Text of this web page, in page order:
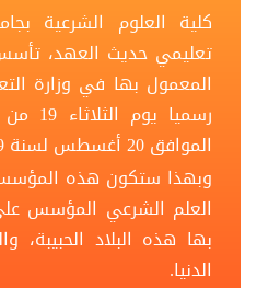
كلية العلوم الشرعية
تعليمي حديث العهد، تأسس
المعمول بها في وزارة
الموافق 20 أغسطس لسنة 2019م.
وبهذا ستكون هذه
العلم الشرعي المؤسس
بها هذه البلاد
الدنيا.